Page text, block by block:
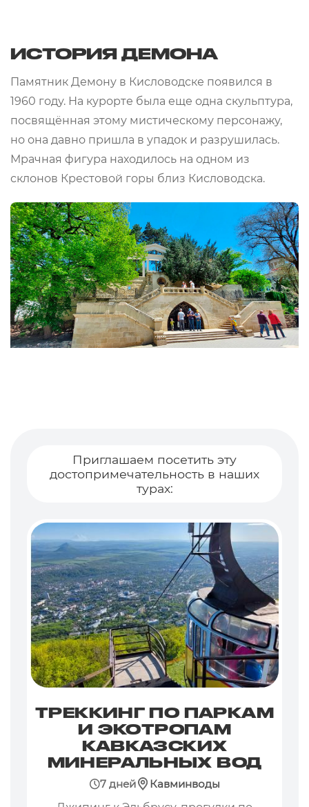
ИСТОРИЯ ДЕМОНА
Памятник Демону в Кисловодске появился в
1960 году. На курорте была еще одна скульптура,
посвящённая этому мистическому персонажу,
но она давно пришла в упадок и разрушилась.
Мрачная фигура находилось на одном из
склонов Крестовой горы близ Кисловодска.
Приглашаем посетить эту
достопримечательность в наших
турах:
ТРЕККИНГ ПО ПАРКАМ
И ЭКОТРОПАМ
КАВКАЗСКИХ
МИНЕРАЛЬНЫХ ВОД
7 дней
Кавминводы